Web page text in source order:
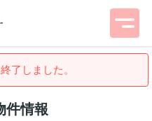
了しました。
件情報